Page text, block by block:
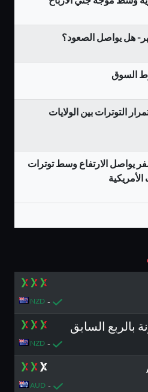
هل يواصل الصعود؟
السوق
التوترات بين الولايات
يواصل الارتفاع وسط توترات
-
NZD
بالربع السابق
-
NZD
-
AUD